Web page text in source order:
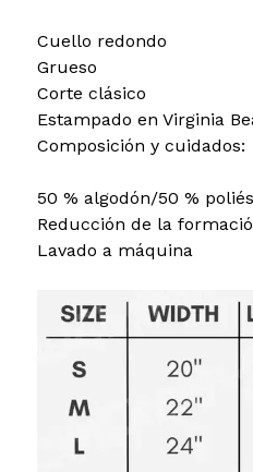
Cuello redondo
Grueso
Corte clásico
Estampado en Virginia
Composición y cuidados:
50 % algodón/50 %
Reducción de la
Lavado a máquina